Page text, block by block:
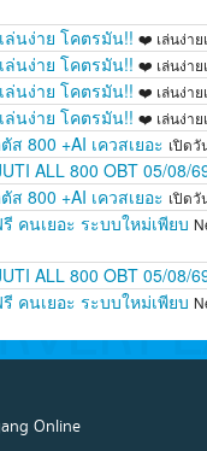
นง่าย โคตรมัน!! ❤️ เล่นง่าย
นง่าย โคตรมัน!! ❤️ เล่นง่าย
นง่าย โคตรมัน!! ❤️ เล่นง่าย
นง่าย โคตรมัน!! ❤️ เล่นง่าย
800 +AI เควสเยอะ เปิด
ALL 800 OBT 05/08/
800 +AI เควสเยอะ เปิด
คนเยอะ ระบบใหม่เพียบ
ALL 800 OBT 05/08/
คนเยอะ ระบบใหม่เพียบ
Online